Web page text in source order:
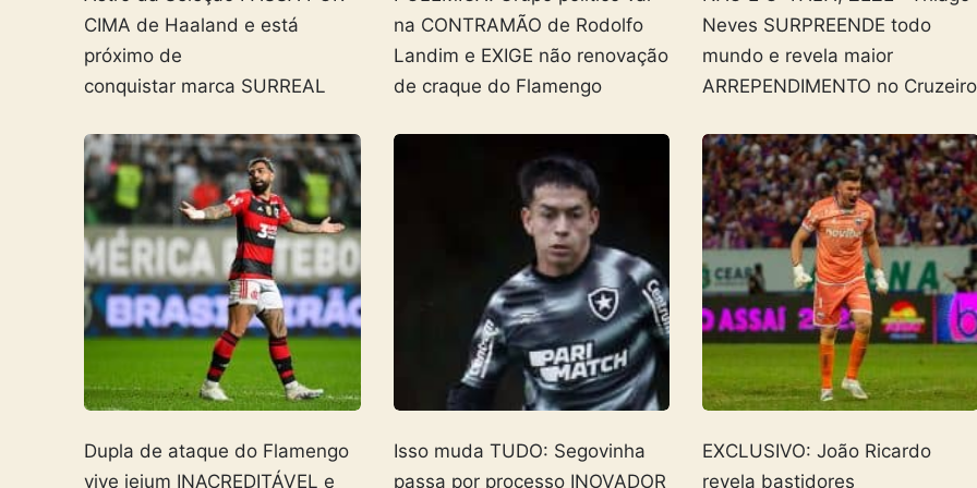
CIMA de Haaland e está
próximo de
conquistar marca SURREAL
na CONTRAMÃO de Rodolfo
Landim e EXIGE não renovação
de craque do Flamengo
Neves SURPREENDE todo
mundo e revela maior
ARREPENDIMENTO no Cruzeiro
Dupla de ataque do Flamengo
vive jejum INACREDITÁVEL e
Isso muda TUDO: Segovinha
passa por processo INOVADOR
EXCLUSIVO: João Ricardo
revela bastidores